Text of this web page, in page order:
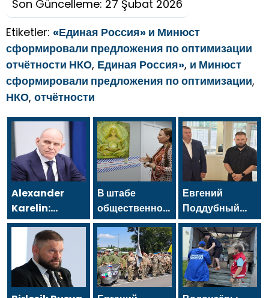
Son Güncelleme: 27 Şubat 2026
Etiketler: «Единая Россия» и Минюст
сформировали предложения по оптимизации
отчётности НКО, Единая Россия», и Минюст
сформировали предложения по оптимизации,
НКО, отчётности
Alexander
Karelin:
Birleşik Rusya,
sporu
milyonlarca
Rus için
erişilebilir
В штабе
общественной
поддержки
«Единой
России» в
Казани
открылась
Евгений
Поддубный
поблагодарил
добровольцев
Белгородской
области за
мужество в